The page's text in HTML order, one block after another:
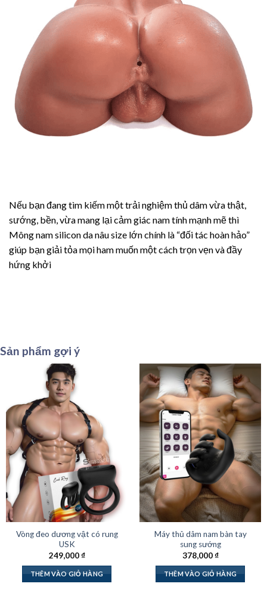
Nếu bạn đang tìm kiếm một trải nghiệm thủ dâm vừa thật,
sướng, bền, vừa mang lại cảm giác nam tính mạnh mẽ thì
Mông nam silicon da nâu size lớn chính là “đối tác hoàn hảo”
giúp bạn giải tỏa mọi ham muốn một cách trọn vẹn và đầy
hứng khởi
Sản phẩm gợi ý
Vòng đeo dương vật có rung
USK
249,000₫
THÊM VÀO GIỎ HÀNG
Máy thủ dâm nam bàn tay
sung sướng
378,000₫
THÊM VÀO GIỎ HÀNG